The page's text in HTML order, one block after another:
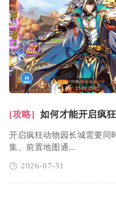
[攻略] 如何才能开启疯
开启疯狂动物园长城需要同
集、前置地图通...
2026-07-31